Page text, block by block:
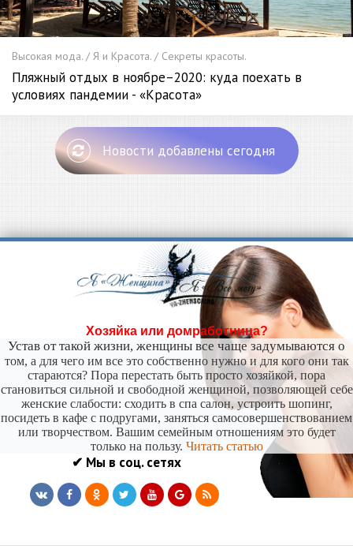
Высокая мода. / Я и Красота. / Секреты красоты.
Пляжный отдых в ноябре–2020: куда поехать в
условиях пандемии - «Красота»
Новости добавлены сегодня
Хозяйка или домработница?
Устав от такой жизни, женщины все чаще задумываются о
том, а для чего им все это собственно нужно и для кого они так
стараются? Пора перестать быть просто хозяйкой, пора
становиться сильной и свободной женщиной, позволяющей себе
женские слабости: сходить в спа салон, устроить шопинг,
посидеть в кафе с подругами, заняться самосовершенствованием
или творчеством. Вашим семейным отношениям это будет
только на пользу. Читать статью
✔ Мы в соц. сетях